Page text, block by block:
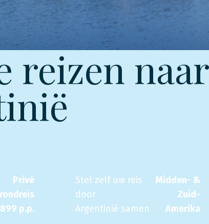
reizen naar
Privé
rondreis
p.p.
Stel zelf uw reis
door
Argentinië samen
Midden- &
Zuid-
Amerika